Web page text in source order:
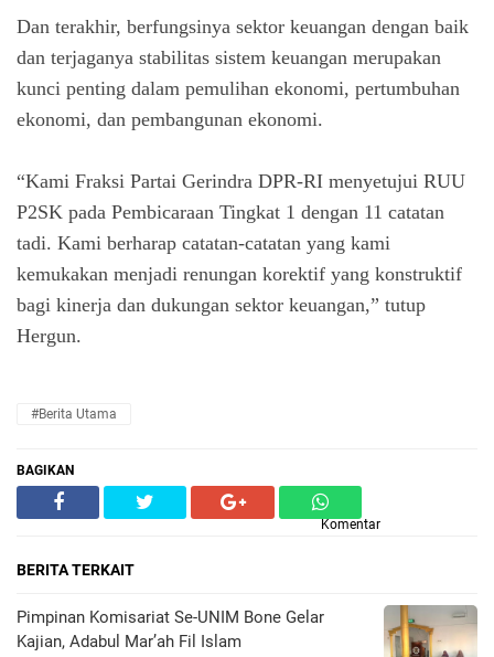
Dan terakhir, berfungsinya sektor keuangan dengan baik
dan terjaganya stabilitas sistem keuangan merupakan
kunci penting dalam pemulihan ekonomi, pertumbuhan
ekonomi, dan pembangunan ekonomi.
“Kami Fraksi Partai Gerindra DPR-RI menyetujui RUU
P2SK pada Pembicaraan Tingkat 1 dengan 11 catatan
tadi. Kami berharap catatan-catatan yang kami
kemukakan menjadi renungan korektif yang konstruktif
bagi kinerja dan dukungan sektor keuangan,” tutup
Hergun.
#Berita Utama
BAGIKAN
Komentar
BERITA TERKAIT
Pimpinan Komisariat Se-UNIM Bone Gelar
Kajian, Adabul Mar’ah Fil Islam